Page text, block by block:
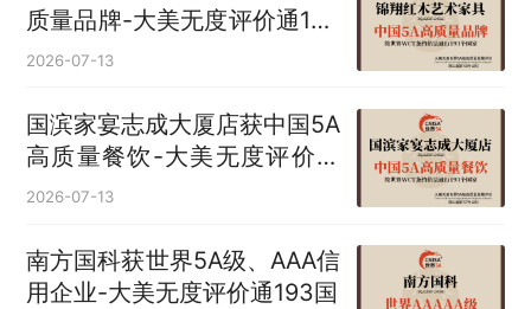
质量品牌-大美无度评价通193
国
2026-07-13
国滨家宴志成大厦店获中国5A
高质量餐饮-大美无度评价通
193国
2026-07-13
南方国科获世界5A级、AAA信
用企业-大美无度评价通193国